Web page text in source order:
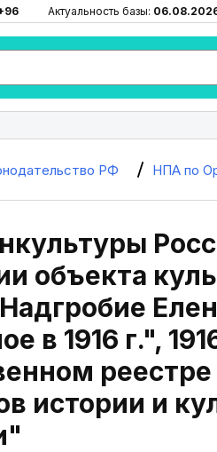
Актуальность базы:
РФ НПА по
объекта
в 1916 г.",
истории и